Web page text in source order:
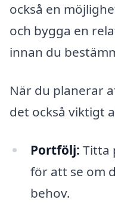
också en
och bygga en
innan du
När du planerar
det också viktigt
Portfölj: Titta
för att se om
behov.